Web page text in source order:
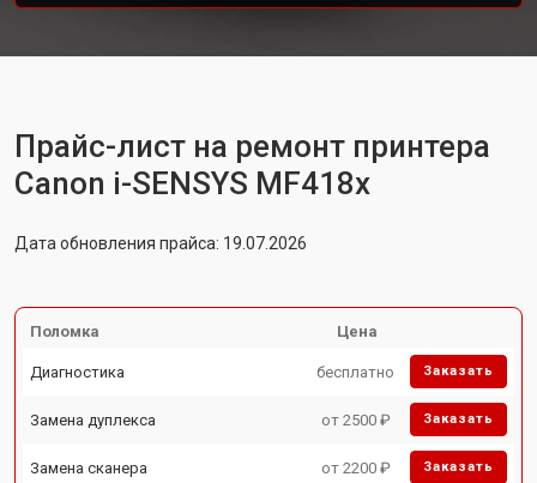
Прайс-лист на ремонт принтера
Canon i-SENSYS MF418x
Дата обновления прайса: 19.07.2026
Поломка Цена
Диагностика бесплатно Заказать
Замена дуплекса от 2500 ₽ Заказать
Замена сканера от 2200 ₽ Заказать